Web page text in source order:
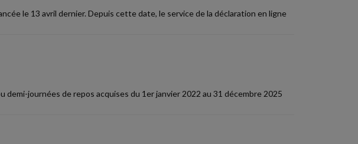
le 13 avril dernier. Depuis cette date, le service de la déclaration en ligne
journées de repos acquises du 1er janvier 2022 au 31 décembre 2025